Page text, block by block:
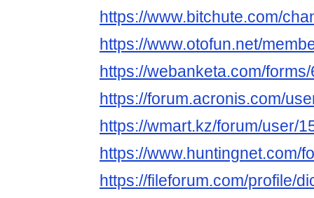
https://www.bitchute.com/
https://www.otofun.net/
https://webanketa.com/
https://forum.acronis.com/
https://wmart.kz/forum/user/
https://www.huntingnet.com/
https://fileforum.com/profile/